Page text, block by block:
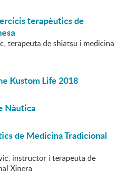
terapèutics de
terapeuta de shiatsu i medicina
Kustom Life 2018
Nàutica
de Medicina Tradicional
instructor i terapeuta de
Xinera